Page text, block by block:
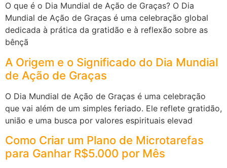
O que é o Dia Mundial de Ação de Graças? O Dia
Mundial de Ação de Graças é uma celebração global
dedicada à prática da gratidão e à reflexão sobre as
bênçã
A Origem e o Significado do Dia Mundial
de Ação de Graças
O Dia Mundial de Ação de Graças é uma celebração
que vai além de um simples feriado. Ele reflete gratidão,
união e uma busca por valores espirituais elevad
Como Criar um Plano de Microtarefas
para Ganhar R$5.000 por Mês